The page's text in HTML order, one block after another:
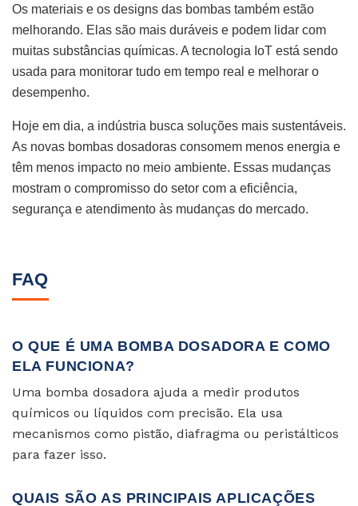
Os materiais e os designs das bombas também estão
melhorando. Elas são mais duráveis e podem lidar com
muitas substâncias químicas. A tecnologia IoT está sendo
usada para monitorar tudo em tempo real e melhorar o
desempenho.
Hoje em dia, a indústria busca soluções mais sustentáveis.
As novas bombas dosadoras consomem menos energia e
têm menos impacto no meio ambiente. Essas mudanças
mostram o compromisso do setor com a eficiência,
segurança e atendimento às mudanças do mercado.
FAQ
O QUE É UMA BOMBA DOSADORA E COMO
ELA FUNCIONA?
Uma bomba dosadora ajuda a medir produtos
químicos ou líquidos com precisão. Ela usa
mecanismos como pistão, diafragma ou peristálticos
para fazer isso.
QUAIS SÃO AS PRINCIPAIS APLICAÇÕES